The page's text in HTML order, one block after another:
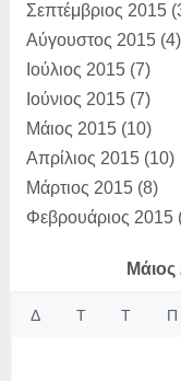
Σεπτέμβριος 2015
Αύγουστος 2015(4)
Ιούλιος 2015(7)
Ιούνιος 2015(7)
Μάιος 2015(10)
Απρίλιος 2015(10)
Μάρτιος 2015(8)
Φεβρουάριος 2015
Μάιος
Δ Τ Τ Π